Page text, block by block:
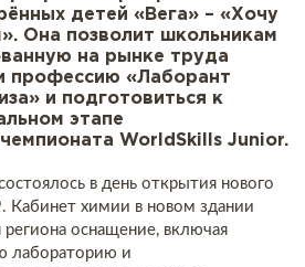
детей «Вега» – «Хочу
Она позволит школьникам
на рынке труда
профессию «Лаборант
и подготовиться к
этапе
WorldSkills Junior.
в день открытия нового
Кабинет химии в новом здании
оснащение, включая
лабораторию и